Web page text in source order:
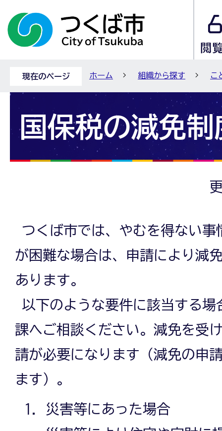
現在のページ ホーム 組織から探す こ
国保税の減免制
つくば市では、やむを得ない事
が困難な場合は、申請により減
あります。
以下のような要件に該当する場
課へご相談ください。減免を受
請が必要になります（減免の申
ます）。
災害等にあった場合